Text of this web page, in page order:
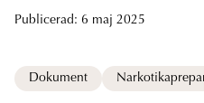
Publicerad: 6 maj 2025
Dokument